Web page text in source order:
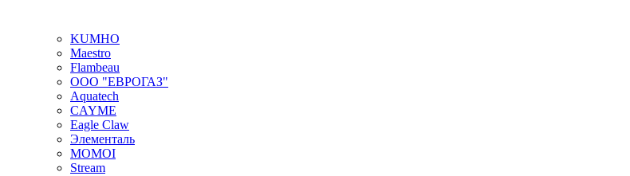
KUMHO
Maestro
Flambeau
ООО "ЕВРОГАЗ"
Aquatech
CAYME
Eagle Claw
Элементаль
MOMOI
Stream